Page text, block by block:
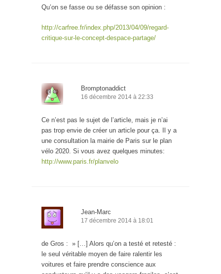
Qu’on se fasse ou se défasse son opinion :
http://carfree.fr/index.php/2013/04/09/regard-
critique-sur-le-concept-despace-partage/
Bromptonaddict
16 décembre 2014 à 22:33
Ce n’est pas le sujet de l’article, mais je n’ai
pas trop envie de créer un article pour ça. Il y a
une consultation la mairie de Paris sur le plan
vélo 2020. Si vous avez quelques minutes:
http://www.paris.fr/planvelo
Jean-Marc
17 décembre 2014 à 18:01
de Gros : » […] Alors qu’on a testé et retesté :
le seul véritable moyen de faire ralentir les
voitures et faire prendre conscience aux